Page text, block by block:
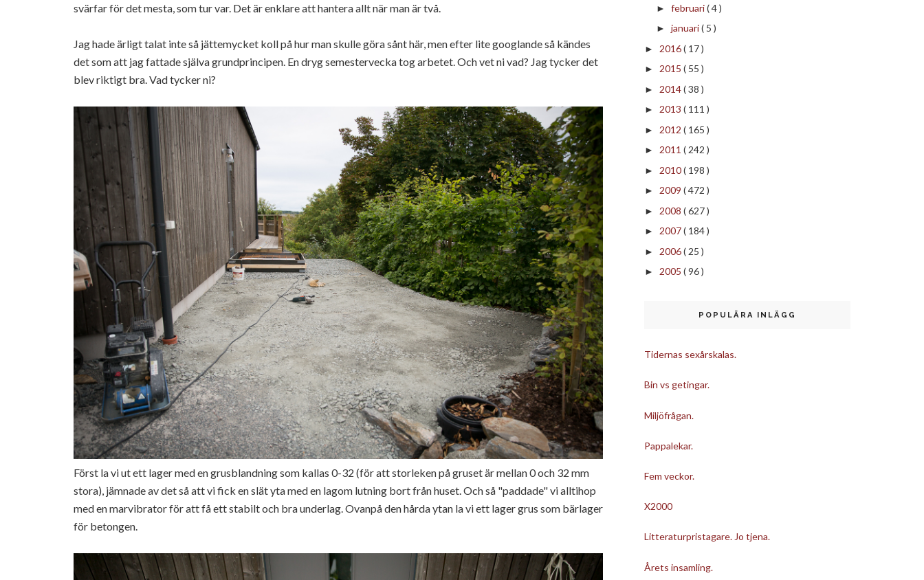
svärfar för det mesta, som tur var. Det är enklare att hantera allt när man är två.
Jag hade ärligt talat inte så jättemycket koll på hur man skulle göra sånt här, men efter lite googlande så kändes
det som att jag fattade själva grundprincipen. En dryg semestervecka tog arbetet. Och vet ni vad? Jag tycker det
blev riktigt bra. Vad tycker ni?
Först la vi ut ett lager med en grusblandning som kallas 0-32 (för att storleken på gruset är mellan 0 och 32 mm
stora), jämnade av det så att vi fick en slät yta med en lagom lutning bort från huset. Och så "paddade" vi alltihop
med en marvibrator för att få ett stabilt och bra underlag. Ovanpå den hårda ytan la vi ett lager grus som bärlager
för betongen.
► februari( 4 )
► januari( 5 )
► 2016( 17 )
► 2015 ( 55 )
► 2014( 38 )
► 2013 ( 111 )
► 2012 ( 165 )
► 2011 ( 242 )
► 2010( 198 )
► 2009 ( 472 )
► 2008 ( 627 )
► 2007( 184 )
► 2006( 25 )
► 2005 ( 96 )
POPULÄRA INLÄGG
Tidernas sexårskalas.
Bin vs getingar.
Miljöfrågan.
Pappalekar.
Fem veckor.
X2000
Litteraturpristagare. Jo tjena.
Årets insamling.